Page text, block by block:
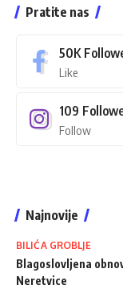
Pratite nas
50K
Like
109
Follow
Najnovije
BILIĆA GROBLJE
Blagoslovljena
Neretvice